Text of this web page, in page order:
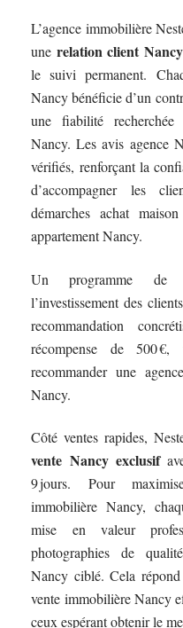
L’agence immobilière
une relation client Nancy
le suivi permanent.
Nancy bénéficie d’un
une fiabilité
Nancy. Les avis agence
vérifiés, renforçant la
d’accompagner les
démarches achat
appartement Nancy.
Un programme de
l’investissement des
recommandation
récompense de 500
recommander une
Nancy.
Côté ventes rapides,
vente Nancy exclusif
9 jours. Pour
immobilière Nancy,
mise en valeur
photographies de
Nancy ciblé. Cela
vente immobilière Nancy
ceux espérant obtenir le